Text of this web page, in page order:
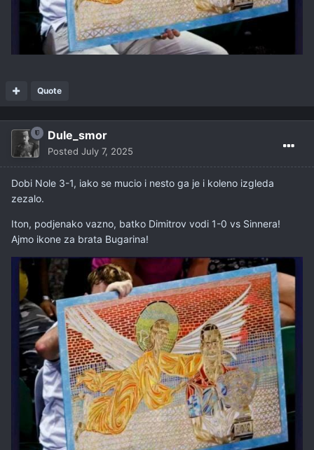
Quote
Dule_smor
Posted July 7, 2025
Dobi Nole 3-1, iako se mucio i nesto ga je i koleno izgleda
zezalo.
Iton, podjenako vazno, batko Dimitrov vodi 1-0 vs Sinnera!
Ajmo ikone za brata Bugarina!